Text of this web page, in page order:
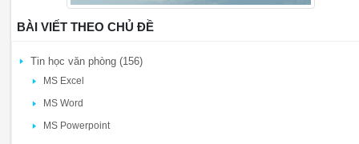
BÀI VIẾT THEO CHỦ ĐỀ
Tin học văn phòng (156)
MS Excel
MS Word
MS Powerpoint